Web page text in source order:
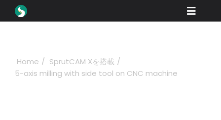
Toggle
ダウンロード
学ぶ
Home
SprutCAM Xを搭載
5-axis milling with side tool on CNC machine